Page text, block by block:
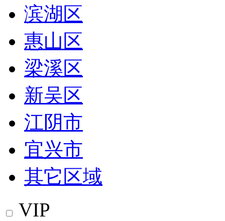
滨湖区
惠山区
梁溪区
新吴区
江阴市
宜兴市
其它区域
VIP